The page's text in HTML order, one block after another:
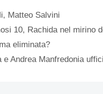
, Matteo Salvini
10, Rachida nel mirino
eliminata?
e Andrea Manfredonia